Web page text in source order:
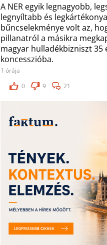
A NER egyik legnagyobb,
legnyíltabb és
bűncselekménye volt az,
pillanatról a másikra
magyar hulladékbizniszt 35
koncesszióba.
1 órája
0
9 21